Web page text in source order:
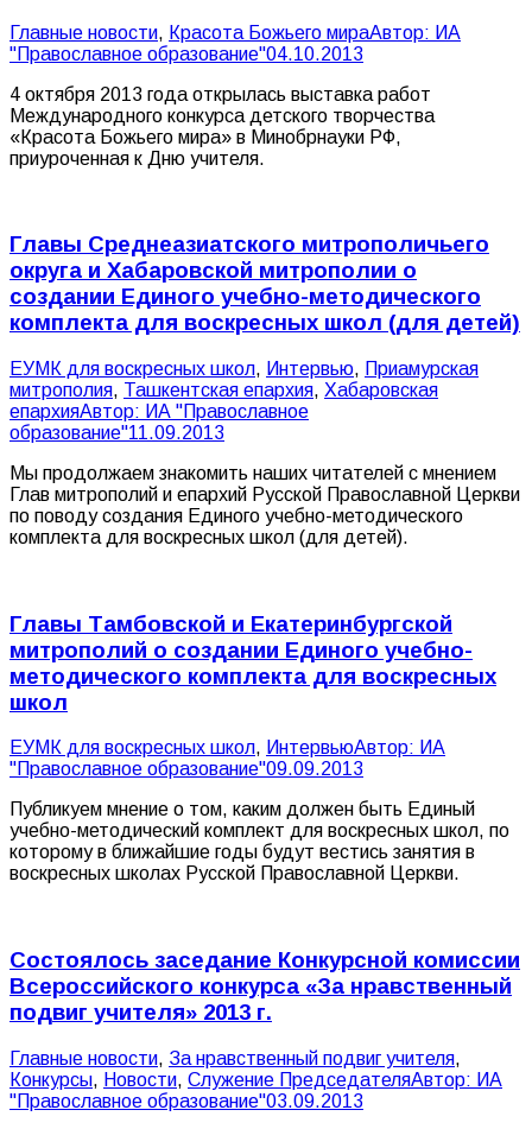
Главные новости, Красота Божьего мираАвтор: ИА
"Православное образование"04.10.2013
4 октября 2013 года открылась выставка работ
Международного конкурса детского творчества
«Красота Божьего мира» в Минобрнауки РФ,
приуроченная к Дню учителя.
Главы Среднеазиатского митрополичьего
округа и Хабаровской митрополии о
создании Единого учебно-методического
комплекта для воскресных школ (для детей)
ЕУМК для воскресных школ, Интервью, Приамурская
митрополия, Ташкентская епархия, Хабаровская
епархияАвтор: ИА "Православное
образование"11.09.2013
Мы продолжаем знакомить наших читателей с мнением
Глав митрополий и епархий Русской Православной Церкви
по поводу создания Единого учебно-методического
комплекта для воскресных школ (для детей).
Главы Тамбовской и Екатеринбургской
митрополий о создании Единого учебно-
методического комплекта для воскресных
школ
ЕУМК для воскресных школ, ИнтервьюАвтор: ИА
"Православное образование"09.09.2013
Публикуем мнение о том, каким должен быть Единый
учебно-методический комплект для воскресных школ, по
которому в ближайшие годы будут вестись занятия в
воскресных школах Русской Православной Церкви.
Состоялось заседание Конкурсной комиссии
Всероссийского конкурса «За нравственный
подвиг учителя» 2013 г.
Главные новости, За нравственный подвиг учителя,
Конкурсы, Новости, Служение ПредседателяАвтор: ИА
"Православное образование"03.09.2013